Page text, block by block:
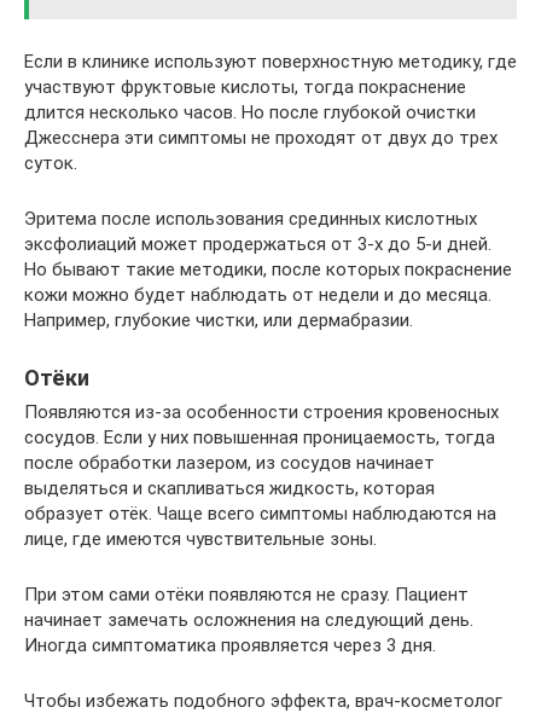
Если в клинике используют поверхностную методику, где
участвуют фруктовые кислоты, тогда покраснение
длится несколько часов. Но после глубокой очистки
Джесснера эти симптомы не проходят от двух до трех
суток.
Эритема после использования срединных кислотных
эксфолиаций может продержаться от 3-х до 5-и дней.
Но бывают такие методики, после которых покраснение
кожи можно будет наблюдать от недели и до месяца.
Например, глубокие чистки, или дермабразии.
Отёки
Появляются из-за особенности строения кровеносных
сосудов. Если у них повышенная проницаемость, тогда
после обработки лазером, из сосудов начинает
выделяться и скапливаться жидкость, которая
образует отёк. Чаще всего симптомы наблюдаются на
лице, где имеются чувствительные зоны.
При этом сами отёки появляются не сразу. Пациент
начинает замечать осложнения на следующий день.
Иногда симптоматика проявляется через 3 дня.
Чтобы избежать подобного эффекта, врач-косметолог